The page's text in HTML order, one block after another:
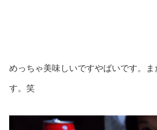
めっちゃ美味しいですやばいです。
す。笑